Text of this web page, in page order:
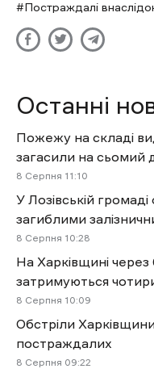
Постраждалі
Останні
Пожежу на складі
загасили на сьомий
8 Cерпня 11:10
У Лозівській
загиблими
8 Cерпня 10:28
На Харківщині
затримуються
8 Cерпня 10:09
Обстріли
постраждалих
8 Cерпня 09:22